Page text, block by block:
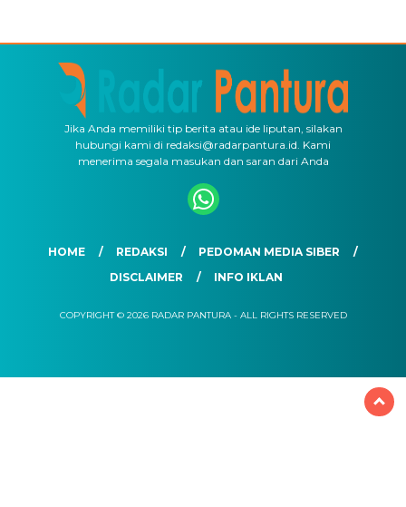
Jika Anda memiliki tip berita atau ide liputan, silakan
hubungi kami di redaksi@radarpantura.id. Kami
menerima segala masukan dan saran dari Anda
HOME REDAKSI
PEDOMAN MEDIA SIBER
DISCLAIMER
INFO IKLAN
COPYRIGHT © 2026 RADAR PANTURA - ALL RIGHTS RESERVED